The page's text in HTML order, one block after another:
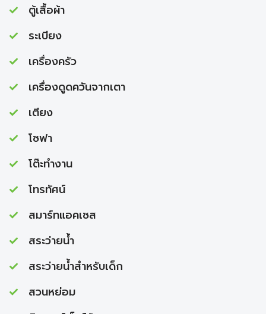
ตู้เสื้อผ้า
ระเบียง
เครื่องครัว
เครื่องดูดควันจากเตา
เตียง
โซฟา
โต๊ะทำงาน
โทรทัศน์
สมาร์ทแอคเซส
สระว่ายนํ้า
สระว่ายนํ้าสำหรับเด็ก
สวนหย่อม